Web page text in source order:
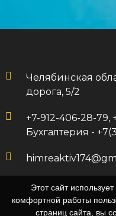
Челябинская
дорога, 5/2
+7-912-406-28-79,
Бухгалтерия -
Этот сайт
комфортной работы
страниц сайта, вы